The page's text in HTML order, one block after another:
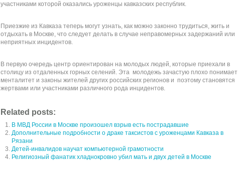
участниками которой оказались уроженцы кавказских республик.
Приезжие из Кавказа теперь могут узнать, как можно законно трудиться, жить и
отдыхать в Москве, что следует делать в случае неправомерных задержаний или
неприятных инцидентов.
В первую очередь центр ориентирован на молодых людей, которые приехали в
столицу из отдаленных горных селений. Эта молодежь зачастую плохо понимает
менталитет и законы жителей других российских регионов и поэтому становятся
жертвами или участниками различного рода инцидентов.
Related posts:
В МВД России в Москве произошел взрыв есть пострадавшие
Дополнительные подробности о драке таксистов с уроженцами Кавказа в
Рязани
Детей-инвалидов научат компьютерной грамотности
Религиозный фанатик хладнокровно убил мать и двух детей в Москве